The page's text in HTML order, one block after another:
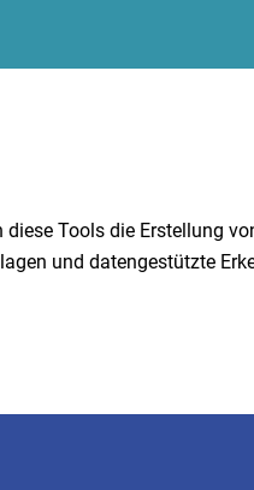
Tools die Erstellung
und datengestützte